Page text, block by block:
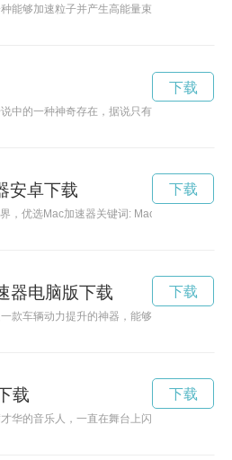
能够加速粒子并产生高能量束流的设备，被
中的一种神奇存在，据说只有仙人才能驾驭
下载
安卓下载
，优选Mac加速器关键词: Mac加速器, 优化
下载
器电脑版下载
款车辆动力提升的神器，能够让车辆加速更
下载
载
华的音乐人，一直在舞台上闪耀着。
下载